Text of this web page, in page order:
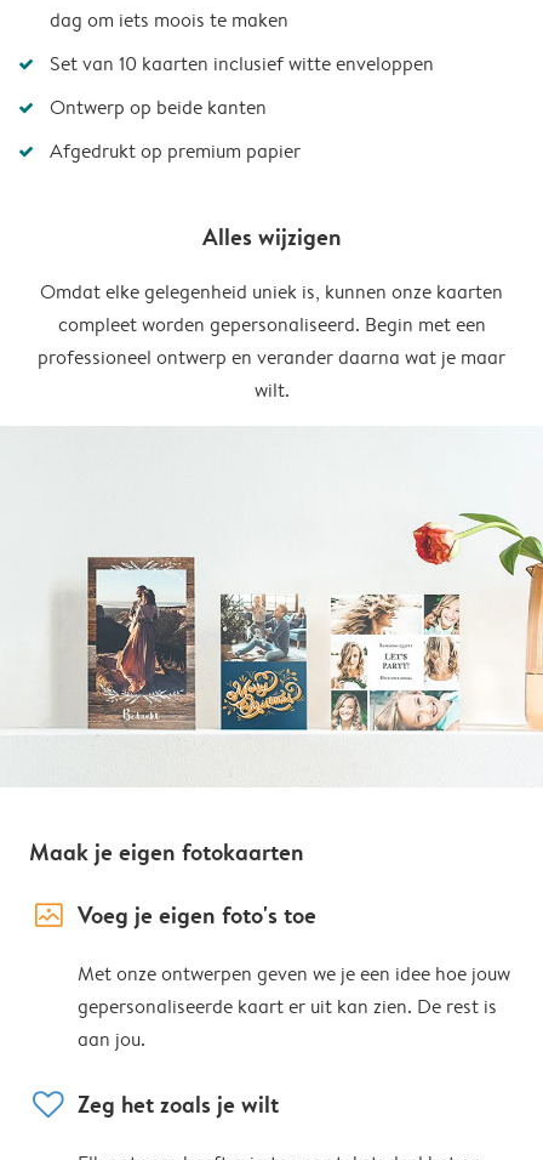
dag om iets moois te maken
Set van 10 kaarten inclusief witte enveloppen
Ontwerp op beide kanten
Afgedrukt op premium papier
Alles wijzigen
Omdat elke gelegenheid uniek is, kunnen onze kaarten
compleet worden gepersonaliseerd. Begin met een
professioneel ontwerp en verander daarna wat je maar
wilt.
Maak je eigen fotokaarten
image_placeholder Voeg je eigen foto's toe
Met onze ontwerpen geven we je een idee hoe jouw
gepersonaliseerde kaart er uit kan zien. De rest is
aan jou.
heart Zeg het zoals je wilt